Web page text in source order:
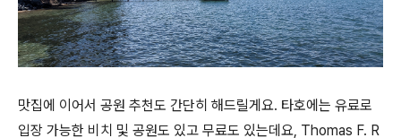
맛집에 이어서 공원 추천도 간단히 해드릴게요. 타호에는 유료로
입장 가능한 비치 및 공원도 있고 무료도 있는데요, Thomas F. R